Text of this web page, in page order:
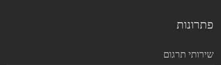
פתרונות
שירותי תרגום